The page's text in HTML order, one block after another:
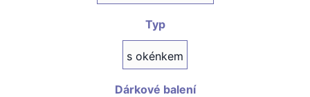
Typ
s okénkem
Dárkové balení